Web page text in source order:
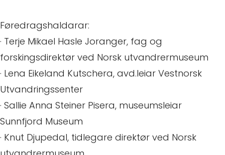
Føredragshaldarar:
· Terje Mikael Hasle Joranger, fag og
forskingsdirektør ved Norsk utvandrermuseum
· Lena Eikeland Kutschera, avd.leiar Vestnorsk
Utvandringssenter
· Sallie Anna Steiner Pisera, museumsleiar
Sunnfjord Museum
· Knut Djupedal, tidlegare direktør ved Norsk